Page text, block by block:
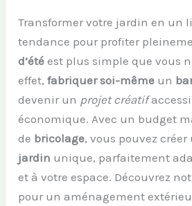
Transformer votre jardin en un
tendance pour profiter
d’été est plus simple que vous
effet,fabriquer soi-même un
devenir un projet créatif
économique. Avec un budget
de bricolage, vous pouvez créer
jardin unique, parfaitement
et à votre espace. Découvrez
pour un aménagement